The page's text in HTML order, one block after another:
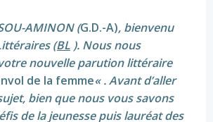
AMINON(G.D.-A), bienvenu
(BL ). Nous nous
nouvelle parution littéraire
de la femme« . Avant d’aller
bien que nous vous savons
de la jeunesse puis lauréat des